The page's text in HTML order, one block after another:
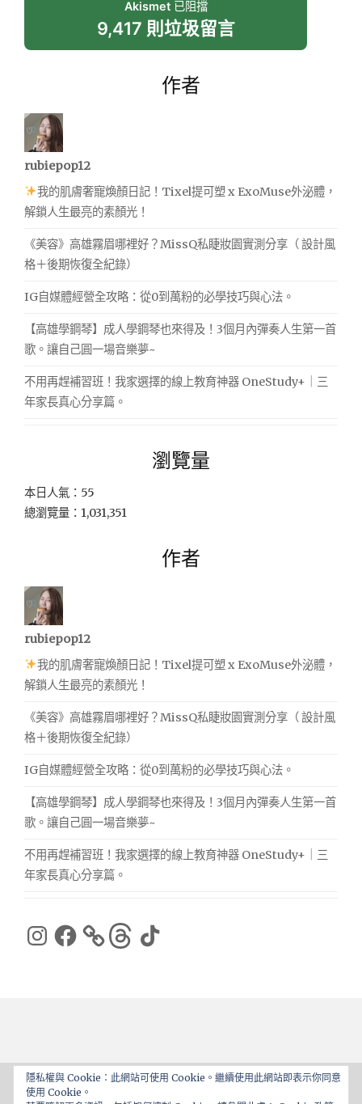
Akismet已阻擋
9,417 則垃圾留言
作者
rubiepop12
我的肌膚奢寵煥顏日記！Tixel提可塑 x ExoMuse外泌體，
解鎖人生最亮的素顏光！
《美容》高雄霧眉哪裡好？MissQ私睫妝園實測分享（ 設計風
格＋後期恢復全紀錄）
IG自媒體經營全攻略：從0到萬粉的必學技巧與心法。
【高雄學鋼琴】成人學鋼琴也來得及！3個月內彈奏人生第一首
歌。讓自己圓一場音樂夢~
不用再趕補習班！我家選擇的線上教育神器 OneStudy+｜三
年家長真心分享篇。
瀏覽量
本日人氣：55
總瀏覽量：1,031,351
作者
rubiepop12
我的肌膚奢寵煥顏日記！Tixel提可塑 x ExoMuse外泌體，
解鎖人生最亮的素顏光！
《美容》高雄霧眉哪裡好？MissQ私睫妝園實測分享（ 設計風
格＋後期恢復全紀錄）
IG自媒體經營全攻略：從0到萬粉的必學技巧與心法。
【高雄學鋼琴】成人學鋼琴也來得及！3個月內彈奏人生第一首
歌。讓自己圓一場音樂夢~
不用再趕補習班！我家選擇的線上教育神器 OneStudy+｜三
年家長真心分享篇。
Instagram
Facebook ThreadsTikTok
隱私權與 Cookie：此網站可使用 Cookie。繼續使用此網站即表示你同意
使用 Cookie。